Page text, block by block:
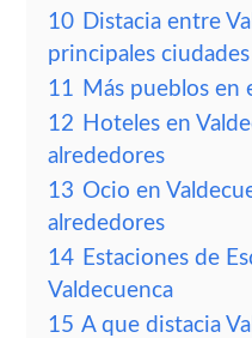
10 Distacia entre
principales
11 Más pueblos en
12 Hoteles en
alrededores
13 Ocio en
alrededores
14 Estaciones de
Valdecuenca
15 A que distacia